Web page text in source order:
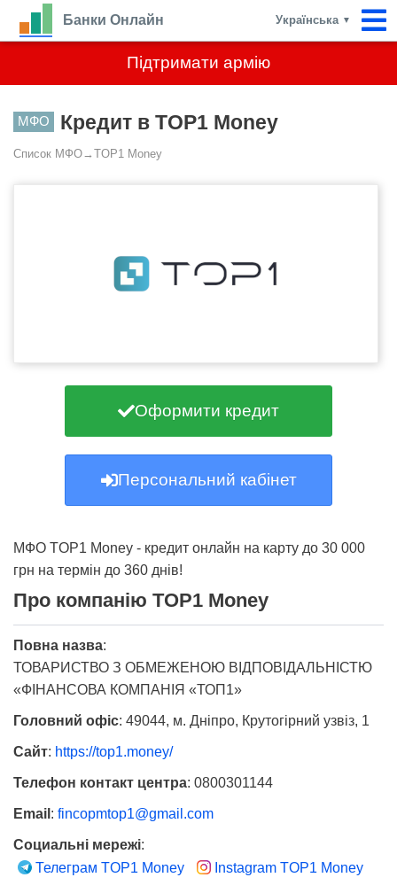
Підтримати армію
Банки Онлайн Українська ▼
МФО Кредит в TOP1 Money
Список МФО→ TOP1 Money
Оформити кредит
Персональний кабінет
МФО TOP1 Money - кредит онлайн на карту до 30 000
грн на термін до 360 днів!
Про компанію TOP1 Money
Повна назва:
ТОВАРИСТВО З ОБМЕЖЕНОЮ ВІДПОВІДАЛЬНІСТЮ
«ФІНАНСОВА КОМПАНІЯ «ТОП1»
Головний офіс: 49044, м. Дніпро, Крутогірний узвіз, 1
Сайт: https://top1.money/
Телефон контакт центра: 0800301144
Email : fincopmtop1@gmail.com
Социальні мережі:
Телеграм TOP1 Money
Instagram TOP1 Money